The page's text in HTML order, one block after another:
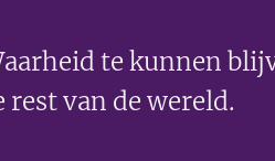
te kunnen
van de wereld.